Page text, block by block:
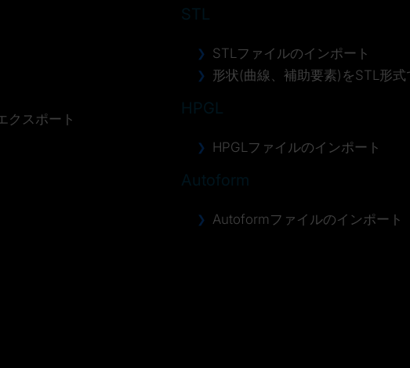
クスポート
STL
STLファイルのインポート
形状(曲線、補助要素)を
HPGL
HPGLファイルのインポート
Autoform
Autoformファイルのインポート